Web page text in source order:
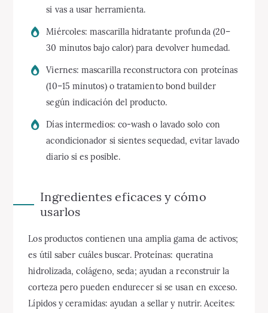
si vas a usar herramienta.
Miércoles: mascarilla hidratante profunda (20–
30 minutos bajo calor) para devolver humedad.
Viernes: mascarilla reconstructora con proteínas
(10–15 minutos) o tratamiento bond builder
según indicación del producto.
Días intermedios: co-wash o lavado solo con
acondicionador si sientes sequedad, evitar lavado
diario si es posible.
Ingredientes eficaces y cómo
usarlos
Los productos contienen una amplia gama de activos;
es útil saber cuáles buscar. Proteínas: queratina
hidrolizada, colágeno, seda; ayudan a reconstruir la
corteza pero pueden endurecer si se usan en exceso.
Lípidos y ceramidas: ayudan a sellar y nutrir. Aceites: